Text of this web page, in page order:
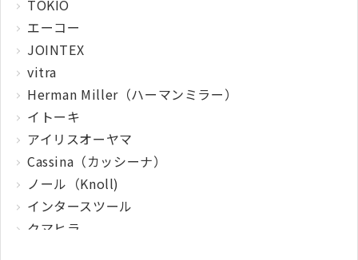
TOKIO
エーコー
JOINTEX
vitra
Herman Miller（ハーマンミラー）
イトーキ
アイリスオーヤマ
Cassina（カッシーナ）
ノール（Knoll)
インタースツール
クマヒラ